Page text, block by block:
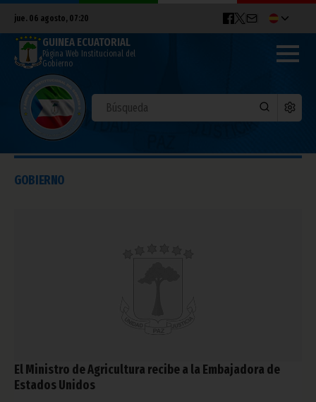
jue. 06 agosto, 07:20
GUINEA ECUATORIAL
Página Web Institucional del
Gobierno
GOBIERNO
El Ministro de Agricultura recibe a la Embajadora de
Estados Unidos